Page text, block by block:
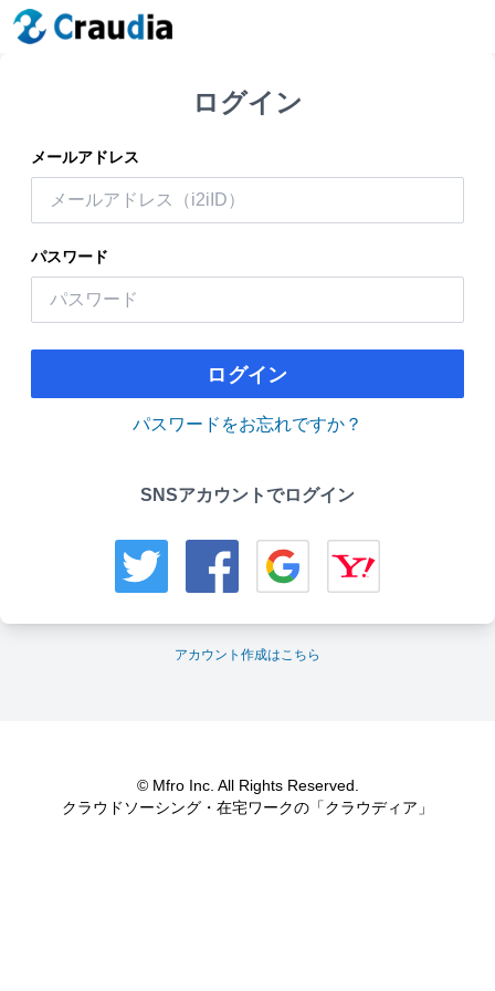
ログイン
メールアドレス
パスワード
ログイン
パスワードをお忘れですか？
SNSアカウントでログイン
アカウント作成はこちら
© Mfro Inc. All Rights Reserved.
クラウドソーシング・在宅ワークの「クラウディア」